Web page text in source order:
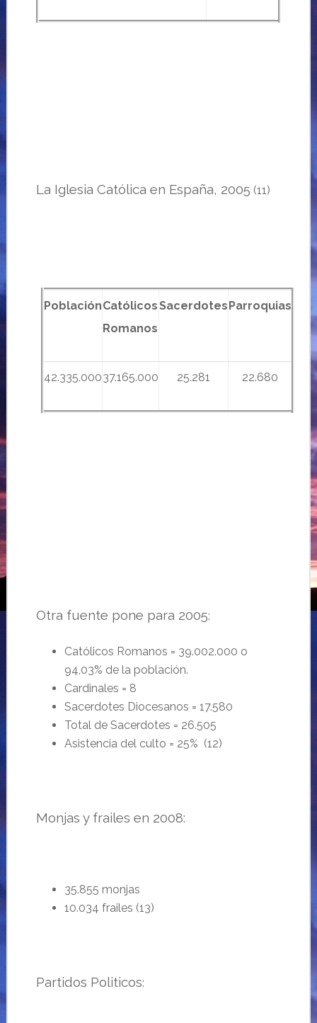
La Iglesia Católica en España, 2005 (11)
PoblaciónCatólicos
Romanos
SacerdotesParroquias
42.335.00037.165.000 25.281 22.680
Otra fuente pone para 2005:
Católicos Romanos = 39.002.000 o
94,03% de la población.
Cardinales = 8
Sacerdotes Diocesanos = 17.580
Total de Sacerdotes = 26.505
Asistencia del culto = 25% (12)
Monjas y frailes en 2008:
35.855 monjas
10.034 frailes (13)
Partidos Politicos: